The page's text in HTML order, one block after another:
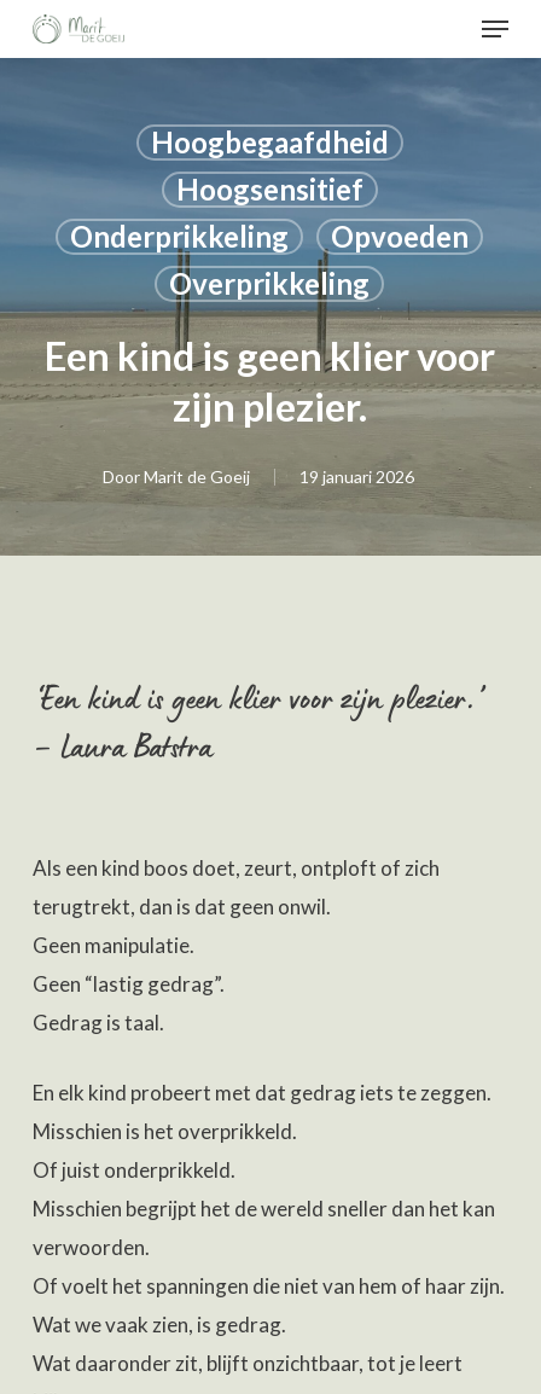
Skip
to
Menu
Hoogbegaafdheid
Hoogsensitief
Onderprikkeling
Opvoeden
Overprikkeling
Een kind is geen klier voor
zijn plezier.
DoorMarit de Goeij 19 januari 2026
‘Een kind is geen klier voor zijn plezier.’
– Laura Batstra
Als een kind boos doet, zeurt, ontploft of zich
terugtrekt, dan is dat geen onwil.
Geen manipulatie.
Geen “lastig gedrag”.
Gedrag is taal.
En elk kind probeert met dat gedrag iets te zeggen.
Misschien is het overprikkeld.
Of juist onderprikkeld.
Misschien begrijpt het de wereld sneller dan het kan
verwoorden.
Of voelt het spanningen die niet van hem of haar zijn.
Wat we vaak zien, is gedrag.
Wat daaronder zit, blijft onzichtbaar, tot je leert